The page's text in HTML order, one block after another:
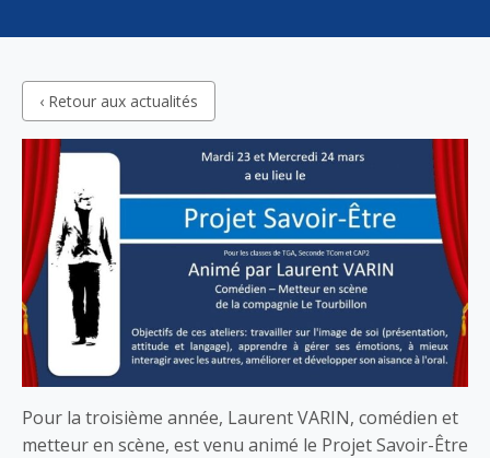
‹ Retour aux actualités
Pour la troisième année, Laurent VARIN, comédien et
metteur en scène, est venu animé le Projet Savoir-Être